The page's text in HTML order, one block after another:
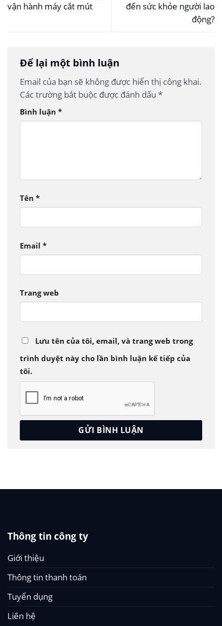
vận hành máy cắt mút
đến sức khỏe người lao
động?
Để lại một bình luận
Email của bạn sẽ không được hiển thị công khai.
Các trường bắt buộc được đánh dấu *
Bình luận *
Tên *
Email *
Trang web
Lưu tên của tôi, email, và trang web trong
trình duyệt này cho lần bình luận kế tiếp của
tôi.
Thông tin công ty
Giới thiệu
Thông tin thanh toán
Tuyển dụng
Liên hệ